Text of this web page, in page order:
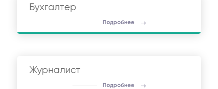
Бухгалтер
Подробнее
Журналист
Подробнее